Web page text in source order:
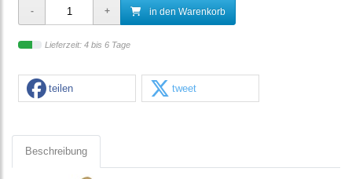
in den Warenkorb
Lieferzeit: 4 bis 6 Tage
teilen tweet
Beschreibung